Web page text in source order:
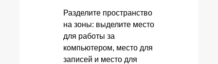
Разделите пространство
на зоны: выделите место
для работы за
компьютером, место для
записей и место для